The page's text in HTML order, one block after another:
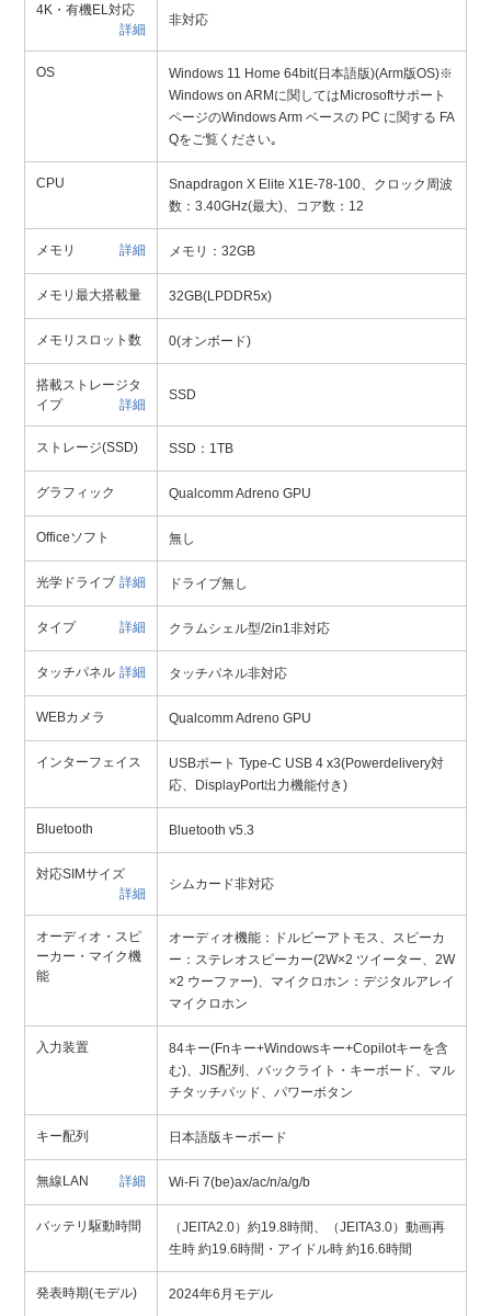
4K・有機EL対応
詳細
非対応
OS
Windows 11 Home 64bit(日本語版)(Arm版OS)※
Windows on ARMに関してはMicrosoftサポート
ページのWindows Arm ベースの PC に関する FA
Qをご覧ください｡
CPU
Snapdragon X Elite X1E-78-100、クロック周波
数：3.40GHz(最大)、コア数：12
メモリ 詳細 メモリ：32GB
メモリ最大搭載量 32GB(LPDDR5x)
メモリスロット数 0(オンボード)
搭載ストレージタ
イプ
詳細
SSD
ストレージ(SSD) SSD：1TB
グラフィック Qualcomm Adreno GPU
Officeソフト 無し
光学ドライブ 詳細 ドライブ無し
タイプ 詳細 クラムシェル型/2in1非対応
タッチパネル 詳細 タッチパネル非対応
WEBカメラ Qualcomm Adreno GPU
インターフェイス
USBポート Type-C USB 4 x3(Powerdelivery対
応、DisplayPort出力機能付き)
Bluetooth Bluetooth v5.3
対応SIMサイズ
詳細
シムカード非対応
オーディオ・スピ
ーカー・マイク機
能
オーディオ機能：ドルビーアトモス、スピーカ
ー：ステレオスピーカー(2W×2 ツイーター、2W
×2 ウーファー)、マイクロホン：デジタルアレイ
マイクロホン
入力装置
84キー(Fnキー+Windowsキー+Copilotキーを含
む)、JIS配列、バックライト・キーボード、マル
チタッチパッド、パワーボタン
キー配列 日本語版キーボード
無線LAN 詳細 Wi-Fi 7(be)ax/ac/n/a/g/b
バッテリ駆動時間
（JEITA2.0）約19.8時間、（JEITA3.0）動画再
生時 約19.6時間・アイドル時 約16.6時間
発表時期(モデル) 2024年6月モデル